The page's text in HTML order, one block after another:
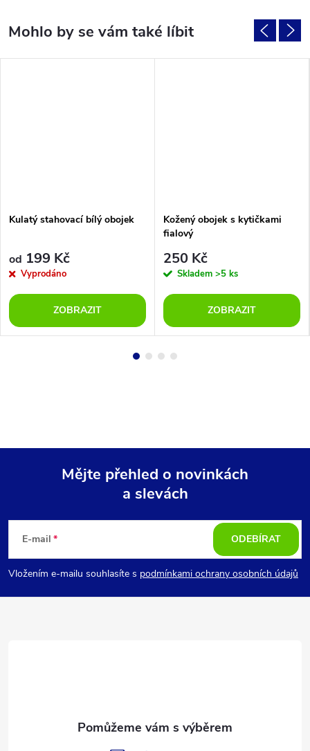
Kulatý stahovací bílý obojek
od 199 Kč
Vyprodáno
ZOBRAZIT
Kožený obojek s kytičkami
fialový
250 Kč
Skladem >5 ks
ZOBRAZIT
p
Mějte přehled o novinkách
a slevách
E-mail
Vložením e-mailu souhlasíte s podmínkami ochrany osobních údajů
ODEBÍRAT